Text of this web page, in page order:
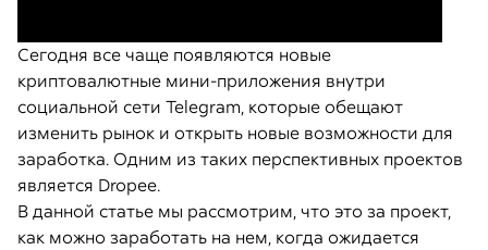
Сегодня все чаще появляются новые
криптовалютные мини-приложения внутри
социальной сети Telegram, которые обещают
изменить рынок и открыть новые возможности для
заработка. Одним из таких перспективных проектов
является Dropee.
В данной статье мы рассмотрим, что это за проект,
как можно заработать на нем, когда ожидается